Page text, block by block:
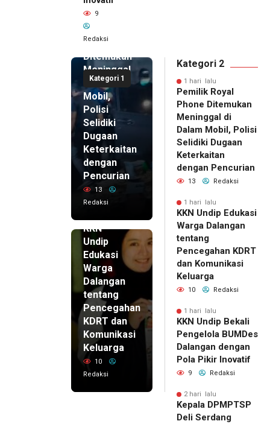
9
Redaksi
Kategori 1
Pemilik
Royal
Phone
Ditemukan
Meninggal
di Dalam
Mobil,
Polisi
Selidiki
Dugaan
Keterkaitan
dengan
Pencurian
13
Redaksi
KKN
Undip
Edukasi
Warga
Dalangan
tentang
Pencegahan
KDRT dan
Komunikasi
Keluarga
10
Redaksi
Kategori 2
1 hari lalu
Pemilik Royal
Phone Ditemukan
Meninggal di
Dalam Mobil, Polisi
Selidiki Dugaan
Keterkaitan
dengan Pencurian
13 Redaksi
1 hari lalu
KKN Undip Edukasi
Warga Dalangan
tentang
Pencegahan KDRT
dan Komunikasi
Keluarga
10 Redaksi
1 hari lalu
KKN Undip Bekali
Pengelola BUMDes
Dalangan dengan
Pola Pikir Inovatif
9 Redaksi
2 hari lalu
Kepala DPMPTSP
Deli Serdang